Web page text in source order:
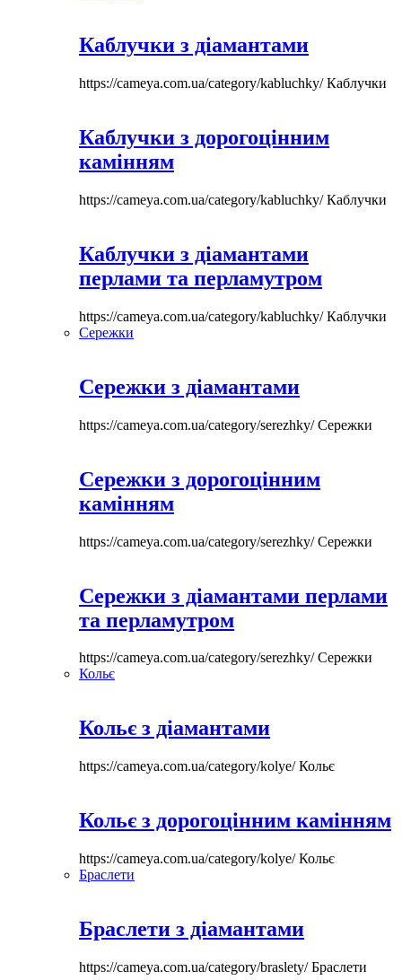
Каблучки з діамантами
https://cameya.com.ua/category/kabluchky/Каблучки
Каблучки з дорогоцінним
камінням
https://cameya.com.ua/category/kabluchky/Каблучки
Каблучки з діамантами
перлами та перламутром
https://cameya.com.ua/category/kabluchky/Каблучки
Сережки
Сережки з діамантами
https://cameya.com.ua/category/serezhky/Сережки
Сережки з дорогоцінним
камінням
https://cameya.com.ua/category/serezhky/Сережки
Сережки з діамантами перлами
та перламутром
https://cameya.com.ua/category/serezhky/Сережки
Кольє
Кольє з діамантами
https://cameya.com.ua/category/kolye/Кольє
Кольє з дорогоцінним камінням
https://cameya.com.ua/category/kolye/Кольє
Браслети
Браслети з діамантами
https://cameya.com.ua/category/braslety/Браслети